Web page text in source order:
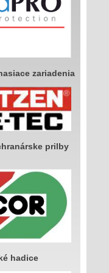
zariadenia
prilby
hadice